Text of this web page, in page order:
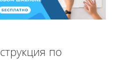
по